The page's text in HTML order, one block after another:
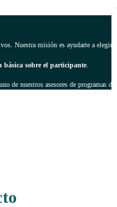
Nuestra misión es ayudarte a
básica sobre el participante.
de nuestros asesores de programas